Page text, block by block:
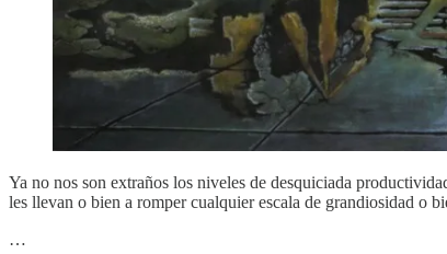
Ya no nos son extraños los niveles de desquiciada
les llevan o bien a romper cualquier escala de grandiosidad o
…